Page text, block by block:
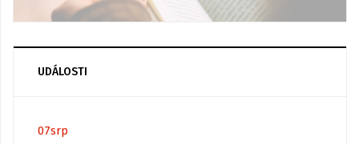
UDÁLOSTI
07srp